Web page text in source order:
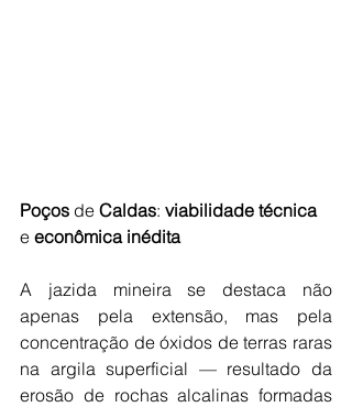
Poços de Caldas: viabilidade técnica
e econômica inédita
A jazida mineira se destaca não
apenas pela extensão, mas pela
concentração de óxidos de terras raras
na argila superficial — resultado da
erosão de rochas alcalinas formadas